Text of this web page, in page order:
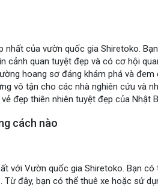
của vườn quốc gia Shiretoko.
cảnh quan tuyệt đẹp và có cơ hội
hoang sơ đáng khám phá và đem
vô tận cho các nhà nghiên cứu và
đẹp thiên nhiên tuyệt đẹp của Nhật
cách nào
với Vườn quốc gia Shiretoko. Bạn
đây, bạn có thể thuê xe hoặc sử